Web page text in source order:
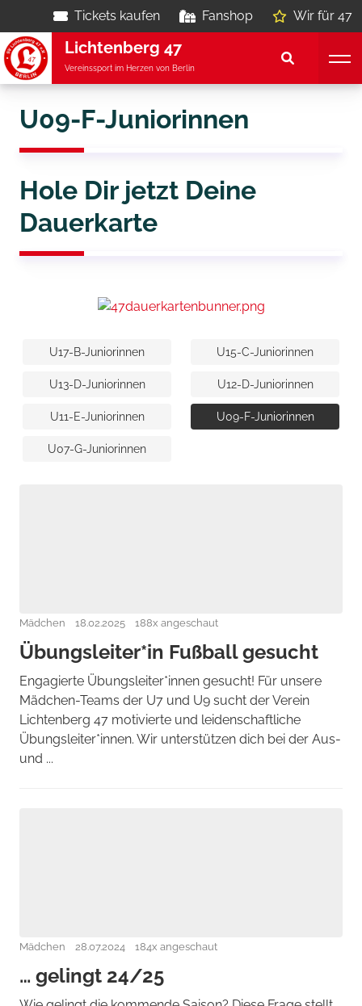
Tickets kaufen Fanshop Wir für 47
Lichtenberg 47
Vereinssport im Herzen von Berlin
U09-F-Juniorinnen
Hole Dir jetzt Deine
Dauerkarte
U17-B-Juniorinnen U15-C-Juniorinnen
U13-D-Juniorinnen U12-D-Juniorinnen
U11-E-Juniorinnen U09-F-Juniorinnen
U07-G-Juniorinnen
Mädchen 18.02.2025 188x angeschaut
Übungsleiter*in Fußball gesucht
Engagierte Übungsleiter*innen gesucht! Für unsere
Mädchen-Teams der U7 und U9 sucht der Verein
Lichtenberg 47 motivierte und leidenschaftliche
Übungsleiter*innen. Wir unterstützen dich bei der Aus-
und ...
Mädchen 28.07.2024 184x angeschaut
… gelingt 24/25